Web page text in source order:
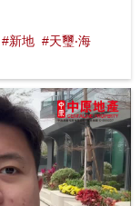
#新地 #天璽‧海